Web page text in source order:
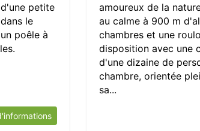
petite
le
poêle à
amoureux de la
au calme à 900 m
chambres et une
disposition avec une
d'une dizaine de
chambre, orientée
sa...